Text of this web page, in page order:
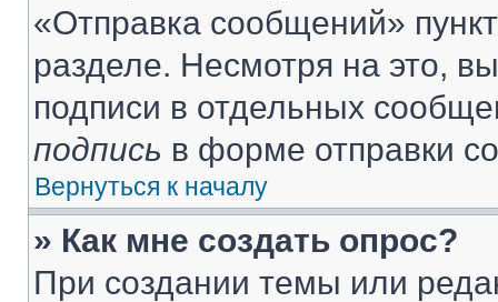
«Отправка сообщений»
разделе. Несмотря на это,
подписи в отдельных
подпись в форме отправки
Вернуться к началу
» Как мне создать опрос?
При создании темы или